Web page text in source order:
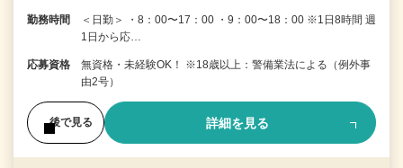
勤務時間
＜日勤＞ ・8：00〜17：00 ・9：00〜18：00 ※1日8時間 週
1日から応…
応募資格
無資格・未経験OK！ ※18歳以上：警備業法による（例外事
由2号）
後で見る 詳細を見る